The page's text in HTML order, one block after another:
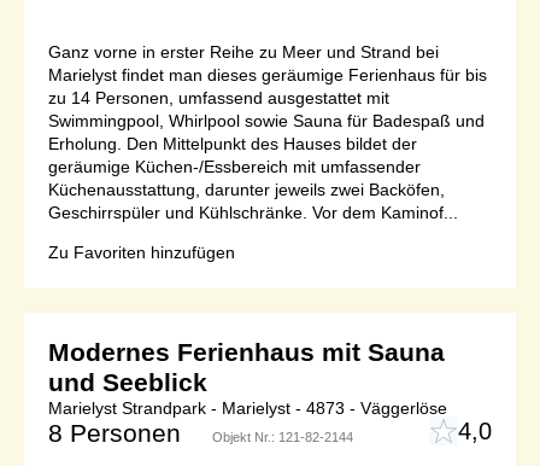
Ganz vorne in erster Reihe zu Meer und Strand bei
Marielyst findet man dieses geräumige Ferienhaus für bis
zu 14 Personen, umfassend ausgestattet mit
Swimmingpool, Whirlpool sowie Sauna für Badespaß und
Erholung. Den Mittelpunkt des Hauses bildet der
geräumige Küchen-/Essbereich mit umfassender
Küchenausstattung, darunter jeweils zwei Backöfen,
Geschirrspüler und Kühlschränke. Vor dem Kaminof...
Zu Favoriten hinzufügen
Modernes Ferienhaus mit Sauna
und Seeblick
Marielyst Strandpark - Marielyst - 4873 - Väggerlöse
8 Personen Objekt Nr.: 121-82-2144 4,0